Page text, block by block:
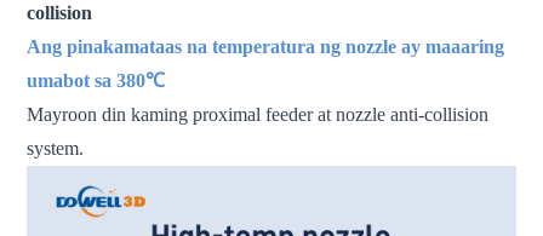
collision
Ang pinakamataas na temperatura ng nozzle ay maaaring
umabot sa 380℃
Mayroon din kaming proximal feeder at nozzle anti-collision
system.